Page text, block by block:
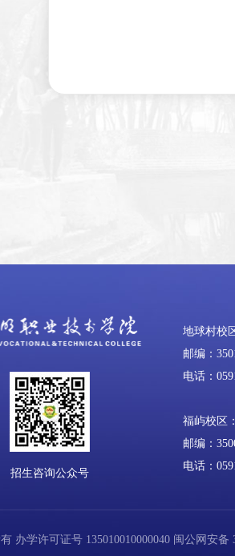
招生咨询公众号
地球村校
邮编：
电话：
福屿校区
邮编：
电话：
办学许可证号 135010010000040 闽公网安备